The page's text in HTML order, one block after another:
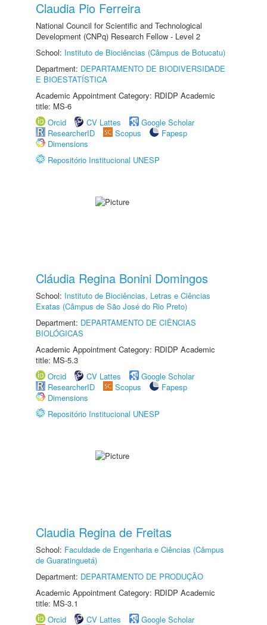
Claudia Pio Ferreira
National Council for Scientific and Technological
Development (CNPq) Research Fellow - Level 2
School: Instituto de Biociências (Câmpus de Botucatu)
Department: DEPARTAMENTO DE BIODIVERSIDADE
E BIOESTATÍSTICA
Academic Appointment Category: RDIDP Academic
title: MS-6
Orcid
CV Lattes
Google Scholar
ResearcherID
Scopus
Fapesp
Dimensions
Repositório Institucional UNESP
Cláudia Regina Bonini Domingos
School: Instituto de Biociências, Letras e Ciências
Exatas (Câmpus de São José do Rio Preto)
Department: DEPARTAMENTO DE CIÊNCIAS
BIOLÓGICAS
Academic Appointment Category: RDIDP Academic
title: MS-5.3
Orcid
CV Lattes
Google Scholar
ResearcherID
Scopus
Fapesp
Dimensions
Repositório Institucional UNESP
Claudia Regina de Freitas
School: Faculdade de Engenharia e Ciências (Câmpus
de Guaratinguetá)
Department: DEPARTAMENTO DE PRODUÇÃO
Academic Appointment Category: RDIDP Academic
title: MS-3.1
Orcid
CV Lattes
Google Scholar